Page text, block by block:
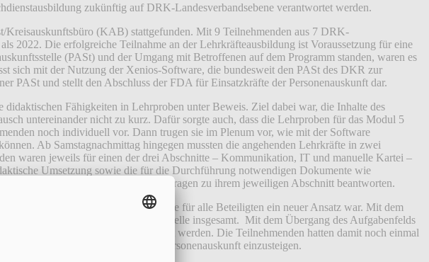
zukünftig auf DRK-Landesverbandsebene verantwortet werden.
(KAB) stattgefunden. Mit 9 Teilnehmenden aus 7 DRK-
2022. Die erfolgreiche Teilnahme an der Lehrkräfteausbildung ist Voraussetzung für eine
(PASt) und der Umgang mit Betroffenen auf dem Programm standen, waren es
sich mit der Nutzung der Xenios-Software, die bundesweit den PASt des DKR zur
PASt und stellt den Abschluss der FDA für Einsatzkräfte der Personenauskunft dar.
Fähigkeiten in Lehrproben unter Beweis. Ziel dabei war, die Inhalte des
untereinander nicht zu kurz. Dafür sorgte auch, dass die Lehrproben für das Modul 5
noch individuell vor. Dann trugen sie im Plenum vor, wie mit der Software
Ab Samstagnachmittag hingegen mussten die angehenden Lehrkräfte in zwei
waren jeweils für einen der drei Abschnitte – Kommunikation, IT und manuelle Kartei –
Umsetzung sowie die für die Durchführung notwendigen Dokumente wie
ihrer Arbeit und mussten Fachfragen zu ihrem jeweiligen Abschnitt beantworten.
der Lehrprobe im Modul 5, die für alle Beteiligten ein neuer Ansatz war. Mit dem
durch die DRK-Suchdienst-Leitstelle insgesamt. Mit dem Übergang des Aufgabenfelds
Landesverbandsebene verantwortet werden. Die Teilnehmenden hatten damit noch einmal
erfolgreich in die Ausbildung Personenauskunft einzusteigen.